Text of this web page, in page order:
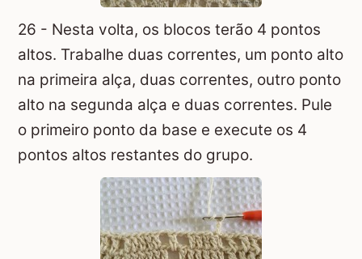
26 - Nesta volta, os blocos terão 4 pontos
altos. Trabalhe duas correntes, um ponto alto
na primeira alça, duas correntes, outro ponto
alto na segunda alça e duas correntes. Pule
o primeiro ponto da base e execute os 4
pontos altos restantes do grupo.